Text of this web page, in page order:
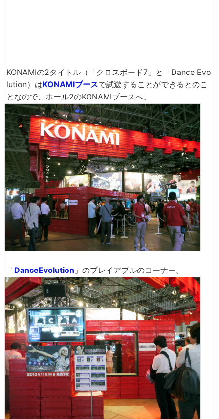
KONAMIの2タイトル（「クロスボード7」と「Dance Evo
lution）はKONAMIブースで試遊することができるとのこ
となので、ホール2のKONAMIブースへ。
「DanceEvolution 」のプレイアブルのコーナー。